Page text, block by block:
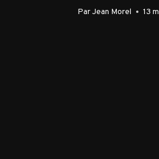
ParJean Morel 13